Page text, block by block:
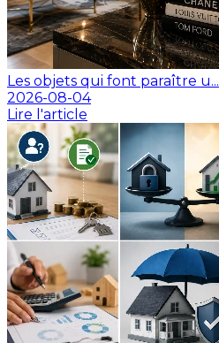
Les objets qui font paraître u...
2026-08-04
Lire l'article